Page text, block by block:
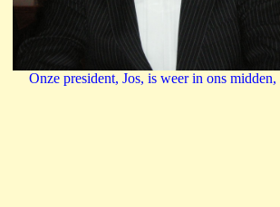
Onze president, Jos, is weer in ons